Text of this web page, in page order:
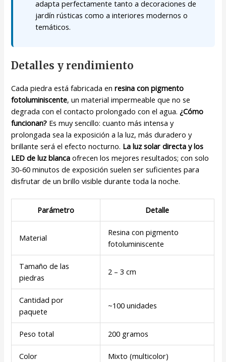
adapta perfectamente tanto a decoraciones de
jardín rústicas como a interiores modernos o
temáticos.
Detalles y rendimiento
Cada piedra está fabricada enresina con pigmento
fotoluminiscente, un material impermeable que no se
degrada con el contacto prolongado con el agua. ¿Cómo
funcionan? Es muy sencillo: cuanto más intensa y
prolongada sea la exposición a la luz, más duradero y
brillante será el efecto nocturno. La luz solar directa y los
LED de luz blanca ofrecen los mejores resultados; con solo
30-60 minutos de exposición suelen ser suficientes para
disfrutar de un brillo visible durante toda la noche.
Parámetro Detalle
Material
Resina con pigmento
fotoluminiscente
Tamaño de las
piedras
2 – 3 cm
Cantidad por
paquete
~100 unidades
Peso total 200 gramos
Color Mixto (multicolor)